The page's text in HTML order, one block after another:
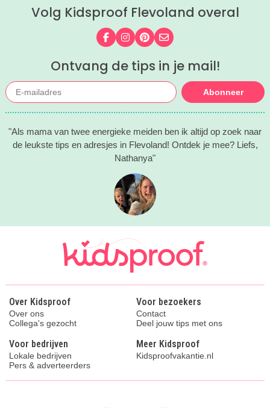
Volg Kidsproof Flevoland overal
Volg ons op Facebook
Volg ons op Instagram
Volg ons op Pinterest
Mail ons
Ontvang de tips in je mail!
Abonneer
"Als mama van twee energieke meiden ben ik altijd op zoek naar
de leukste tips en adresjes in Flevoland! Ontdek je mee? Liefs,
Nathanya"
Over Kidsproof
Over ons
Collega's gezocht
Voor bezoekers
Contact
Deel jouw tips met ons
Voor bedrijven
Lokale bedrijven
Pers & adverteerders
Meer Kidsproof
Kidsproofvakantie.nl